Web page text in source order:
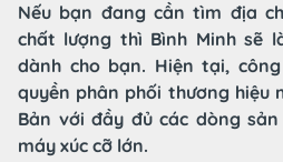
Nếu bạn đang cần tìm địa
chất lượng thì Bình Minh sẽ
dành cho bạn. Hiện tại,
quyền phân phối thương hiệu
Bản với đầy đủ các dòng
máy xúc cỡ lớn.